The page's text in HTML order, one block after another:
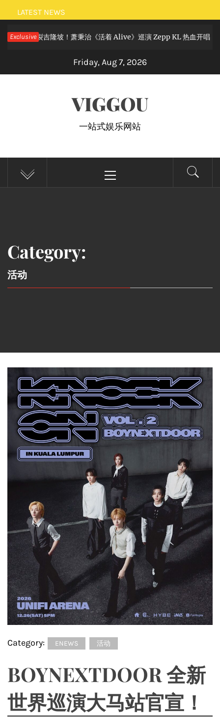
Skip
to
content
LATEST NEWS
Exclusive
吉隆坡！萧秉治《活着 Alive》巡演 Zepp KL 热血开唱 1
Friday, Aug 7, 2026
VIGGOU
一站式娱乐网站
Menu
Category:
活动
Category: ENEWS 活动
BOYNEXTDOOR 全新
世界巡演大马站官宣！